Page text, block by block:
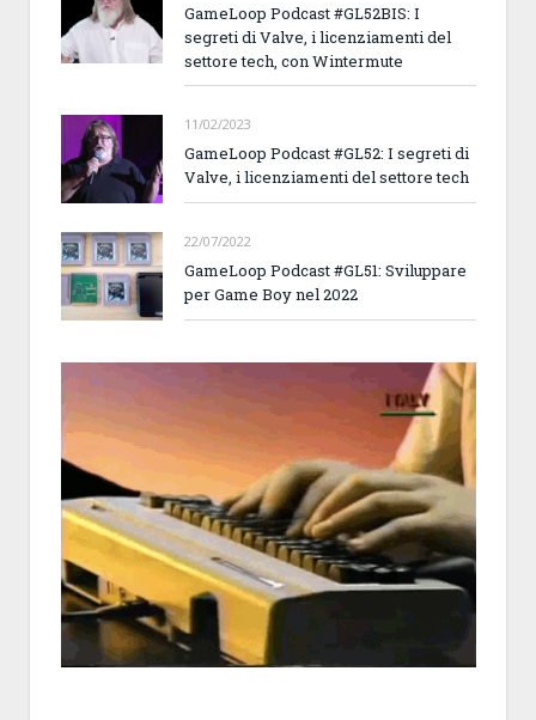
GameLoop Podcast #GL52BIS: I
segreti di Valve, i licenziamenti del
settore tech, con Wintermute
11/02/2023
GameLoop Podcast #GL52: I segreti di
Valve, i licenziamenti del settore tech
22/07/2022
GameLoop Podcast #GL51: Sviluppare
per Game Boy nel 2022